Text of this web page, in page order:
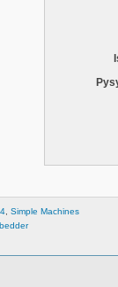
Simple Machines